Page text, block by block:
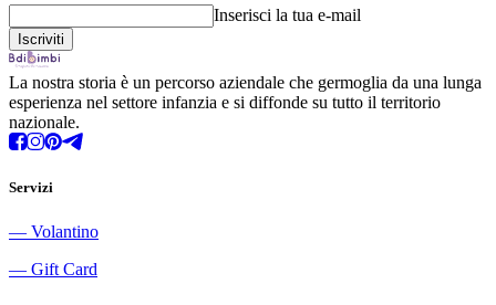
Inserisci la tua e-mail
La nostra storia è un percorso aziendale che germoglia da una lunga
esperienza nel settore infanzia e si diffonde su tutto il territorio
nazionale.
Servizi
― Volantino
― Gift Card